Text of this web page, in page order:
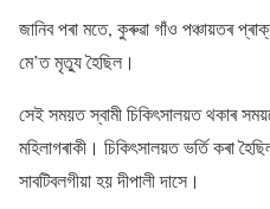
জানিব পৰা মতে, কুৰুৱা গাঁও পঞ্চায়তৰ
মে’ত মৃত্যু হৈছিল।
সেই সময়ত স্বামী চিকিৎসালয়ত থকাৰ
মহিলাগৰাকী। চিকিৎসালয়ত ভৰ্তি কৰা
সাবটিবলগীয়া হয় দীপালী দাসে।